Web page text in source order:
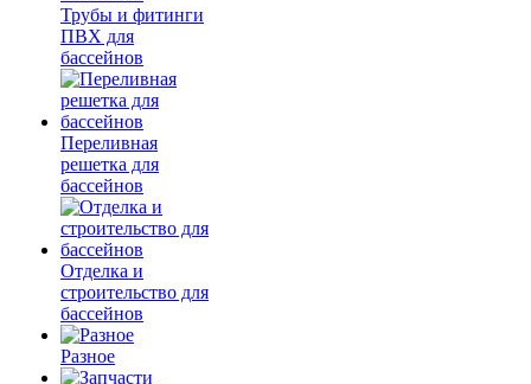
Трубы и фитинги
ПВХ для
бассейнов
Переливная
решетка для
бассейнов
Отделка и
строительство для
бассейнов
Разное